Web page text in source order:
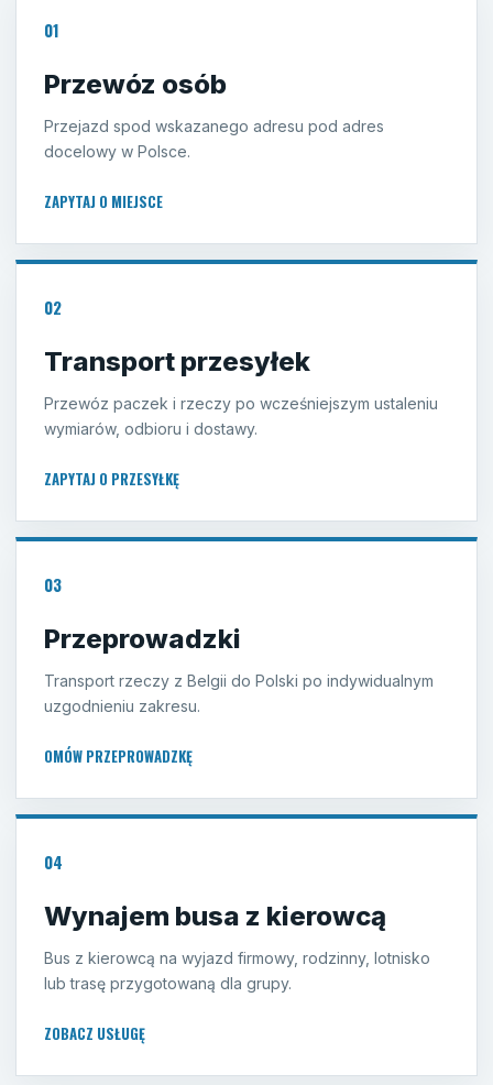
01
Przewóz osób
Przejazd spod wskazanego adresu pod adres
docelowy w Polsce.
ZAPYTAJ O MIEJSCE
02
Transport przesyłek
Przewóz paczek i rzeczy po wcześniejszym ustaleniu
wymiarów, odbioru i dostawy.
ZAPYTAJ O PRZESYŁKĘ
03
Przeprowadzki
Transport rzeczy z Belgii do Polski po indywidualnym
uzgodnieniu zakresu.
OMÓW PRZEPROWADZKĘ
04
Wynajem busa z kierowcą
Bus z kierowcą na wyjazd firmowy, rodzinny, lotnisko
lub trasę przygotowaną dla grupy.
ZOBACZ USŁUGĘ